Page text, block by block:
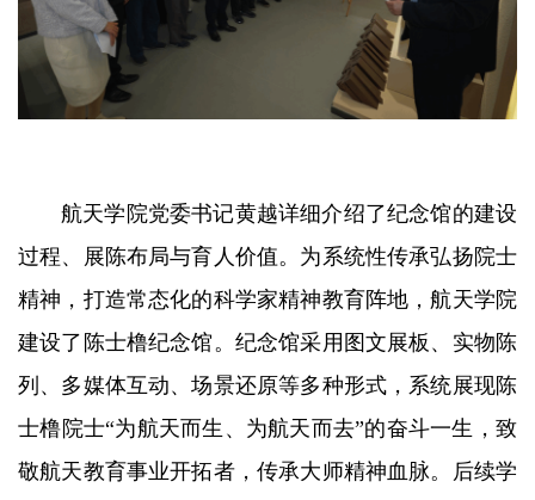
航天学院党委书记黄越详细介绍了纪念馆的建设
过程、展陈布局与育人价值。为系统性传承弘扬院士
精神，打造常态化的科学家精神教育阵地，航天学院
建设了陈士橹纪念馆。纪念馆采用图文展板、实物陈
列、多媒体互动、场景还原等多种形式，系统展现陈
士橹院士“为航天而生、为航天而去”的奋斗一生，致
敬航天教育事业开拓者，传承大师精神血脉。后续学